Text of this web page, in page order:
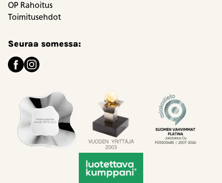
OP Rahoitus
Toimitusehdot
Seuraa somessa: